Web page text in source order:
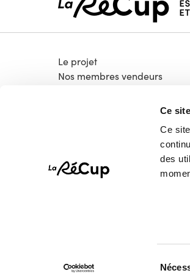
Ce
Ce
des
Le projet
Nos membres vendeurs
Tous droits réservés © La